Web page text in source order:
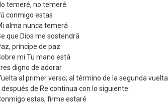
temeré, no temeré
conmigo estas
alma nunca temerá
que Dios me sostendrá
príncipe de paz
mi Tu mano está
digno de adorar
al primer verso; al término de la segunda vuelta
después de Re continua con lo siguiente:
estas, firme estaré